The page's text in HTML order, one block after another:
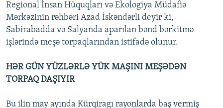
Regional İnsan Hüquqları və Ekologiya Müdafiə
Mərkəzinin rəhbəri Azad İskəndərli deyir ki,
Sabirabadda və Salyanda aparılan bənd bərkitmə
işlərində meşə torpaqlarından istifadə olunur.
HƏR GÜN YÜZLƏRLƏ YÜK MAŞINI MEŞƏDƏN
TORPAQ DAŞIYIR
Bu ilin may ayında Kürqiragı rayonlarda baş vermiş